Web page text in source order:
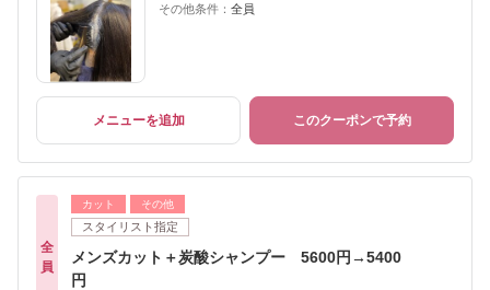
その他条件： 全員
メニューを追加 このクーポンで予約
全
員
カット その他
スタイリスト指定
メンズカット＋炭酸シャンプー 5600円→5400
円